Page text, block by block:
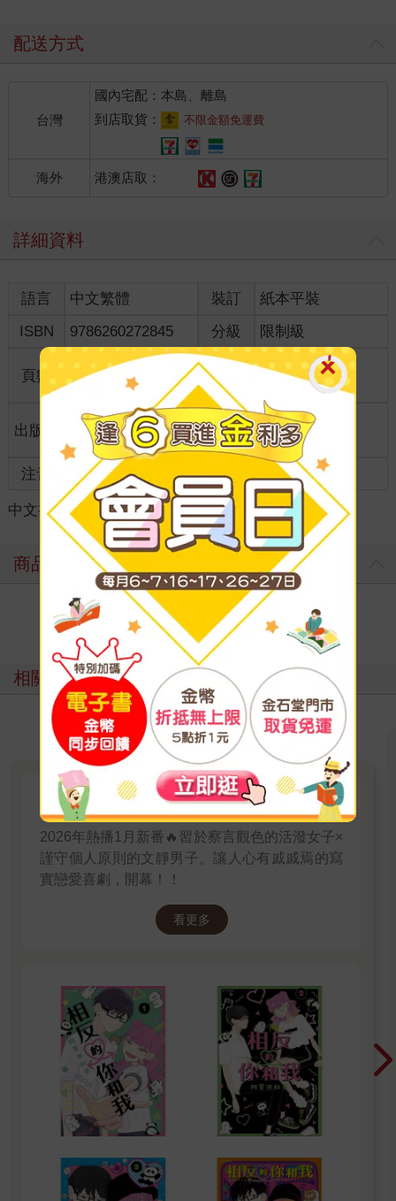
配送方式
台灣
國內宅配：本島、離島
到店取貨：
不限金額免運費
海外 港澳店取：
詳細資料
語言 中文繁體 裝訂
紙本平裝
ISBN
9786260272845 分級 限制級
頁數 200
商品規
格
17*11.3*1.40
出版地 台灣
適讀年
齡
成人適讀
注音 級別
中文書 ＞ 漫畫 ＞ 日系奇幻科幻 ＞ 奇幻/穿越
商品評價
寫評價
相關主題
相反的你和我
2026年熱播1月新番🔥習於察言觀色的活潑女子×
謹守個人原則的文靜男子。讓人心有戚戚焉的寫
實戀愛喜劇，開幕！！
看更多